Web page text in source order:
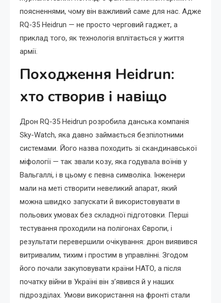
поясненнями, чому він важливий саме для нас. Адже
RQ-35 Heidrun — не просто черговий гаджет, а
приклад того, як технологія вплітається у життя
армії.
Походження Heidrun:
хто створив і навіщо
Дрон RQ-35 Heidrun розробила данська компанія
Sky-Watch, яка давно займається безпілотними
системами. Його назва походить зі скандинавської
міфології — так звали козу, яка годувала воїнів у
Вальгаллі, і в цьому є певна символіка. Інженери
мали на меті створити невеликий апарат, який
можна швидко запускати й використовувати в
польових умовах без складної підготовки. Перші
тестування проходили на полігонах Європи, і
результати перевершили очікування: дрон виявився
витривалим, тихим і простим в управлінні. Згодом
його почали закуповувати країни НАТО, а після
початку війни в Україні він з’явився й у наших
підрозділах. Умови використання на фронті стали